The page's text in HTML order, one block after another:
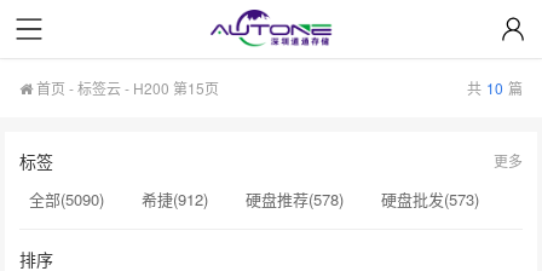
首页 -标签云- H200 第15页 共 10 篇
标签
全部(5090) 希捷(912) 硬盘推荐(578)
硬盘批发(573)
更多
排序